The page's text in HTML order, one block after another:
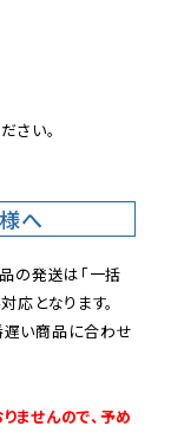
さい。
へ
の発送は「一括
応となります。
い商品に合わせ
ませんので、予め